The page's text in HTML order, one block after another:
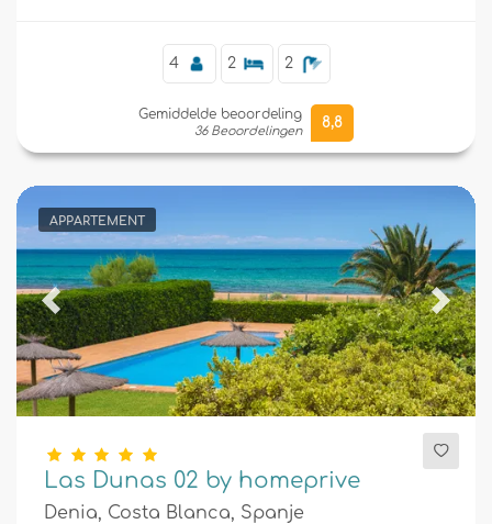
4 2 2
Gemiddelde beoordeling
36 Beoordelingen
8,8
APPARTEMENT
Previous Next
Las Dunas 02 by homeprive
Denia, Costa Blanca, Spanje